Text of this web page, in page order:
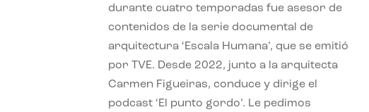
durante cuatro temporadas fue asesor de
contenidos de la serie documental de
arquitectura ‘Escala Humana’, que se emitió
por TVE. Desde 2022, junto a la arquitecta
Carmen Figueiras, conduce y dirige el
podcast ‘El punto gordo’. Le pedimos